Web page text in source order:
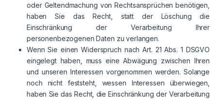
oder Geltendmachung von Rechtsansprüchen benötigen,
haben Sie das Recht, statt der Löschung die
Einschränkung der Verarbeitung Ihrer
personenbezogenen Daten zu verlangen.
Wenn Sie einen Widerspruch nach Art. 21 Abs. 1 DSGVO
eingelegt haben, muss eine Abwägung zwischen Ihren
und unseren Interessen vorgenommen werden. Solange
noch nicht feststeht, wessen Interessen überwiegen,
haben Sie das Recht, die Einschränkung der Verarbeitung